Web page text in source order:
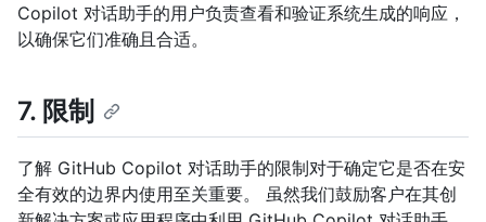
Copilot 对话助手的用户负责查看和验证系统生成的响应，
以确保它们准确且合适。
7. 限制
了解 GitHub Copilot 对话助手的限制对于确定它是否在安
全有效的边界内使用至关重要。 虽然我们鼓励客户在其创